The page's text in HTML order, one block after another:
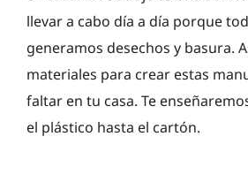
llevar a cabo día a día porque
generamos desechos y basura.
materiales para crear estas
faltar en tu casa. Te
el plástico hasta el cartón.